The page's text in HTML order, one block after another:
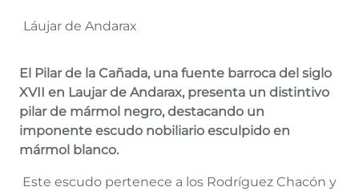
Láujar de Andarax
El Pilar de la Cañada, una fuente barroca del siglo
XVII en Laujar de Andarax, presenta un distintivo
pilar de mármol negro, destacando un
imponente escudo nobiliario esculpido en
mármol blanco.
Este escudo pertenece a los Rodríguez Chacón y